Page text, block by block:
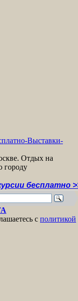
Выставки-
Отдых на
городу
>>
с политикой